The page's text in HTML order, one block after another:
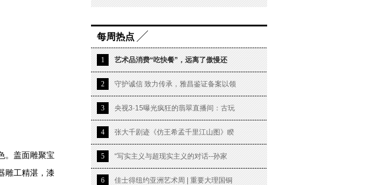
。盖面雕聚宝
雕工精湛，漆
每周热点
1 艺术品消费“吃快餐”，远离了傲慢还
2 守护诚信 致力传承，雅昌鉴证备案以领
3 央视3·15曝光疯狂的翡翠直播间：古玩
4 张大千剧迹《仿王希孟千里江山图》睽
5 “写实主义与超现实主义的对话--孙家
6 佳士得纽约亚洲艺术周 | 重要大理国铜